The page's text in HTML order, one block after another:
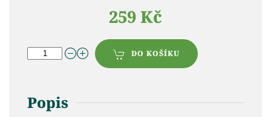
259 Kč
DO KOŠÍKU
Popis